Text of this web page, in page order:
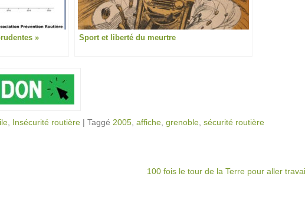
» Sport et liberté du meurtre
Insécurité routière | Taggé 2005 affiche grenoble sécurité routière
100 fois le tour de la Terre pour aller